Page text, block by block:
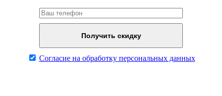
Согласие на обработку персональных данных